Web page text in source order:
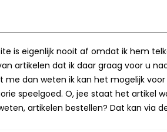
is eigenlijk nooit af omdat ik hem
artikelen dat ik daar graag voor u
dan weten ik kan het mogelijk
speelgoed. O, jee staat het artikel
artikelen bestellen? Dat kan via